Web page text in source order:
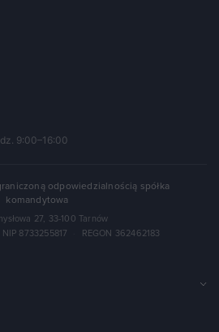
9:00–16:00
odpowiedzialnością spółka
komandytowa
27, 33-100 Tarnów
NIP 8733255817 REGON 362462183